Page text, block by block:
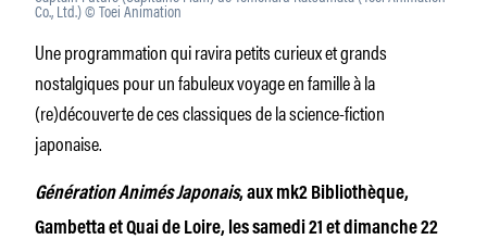
Co., Ltd.) © Toei Animation
Une programmation qui ravira petits curieux et grands
nostalgiques pour un fabuleux voyage en famille à la
(re)découverte de ces classiques de la science-fiction
japonaise.
Génération Animés Japonais, aux mk2 Bibliothèque,
Gambetta et Quai de Loire, les samedi 21 et dimanche 22